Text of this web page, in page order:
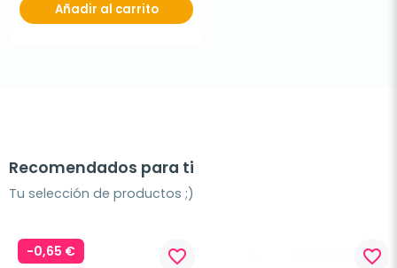
Añadir al carrito
Recomendados para ti
Tu selección de productos ;)
-0,65 € favorite_border favorite_border